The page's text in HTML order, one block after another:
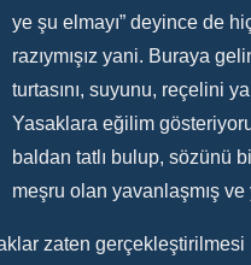
ye şu elmayı” deyince de
razıymışız yani. Buraya
turtasını, suyunu, reçelini
Yasaklara eğilim
baldan tatlı bulup, sözünü
meşru olan yavanlaşmış
zaten gerçekleştirilmesi